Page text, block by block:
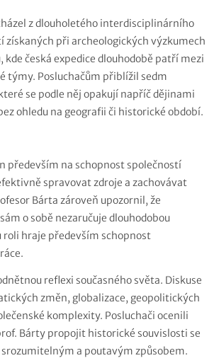
z dlouholetého interdisciplinárního
získaných při archeologických výzkumech
česká expedice dlouhodobě patří mezi
týmy. Posluchačům přiblížil sedm
se podle něj opakují napříč dějinami
ohledu na geografii či historické období.
především na schopnost společností
spravovat zdroje a zachovávat
Bárta zároveň upozornil, že
o sobě nezaručuje dlouhodobou
roli hraje především schopnost
reflexi současného světa. Diskuse
změn, globalizace, geopolitických
komplexity. Posluchači ocenili
Bárty propojit historické souvislosti se
a poutavým způsobem.